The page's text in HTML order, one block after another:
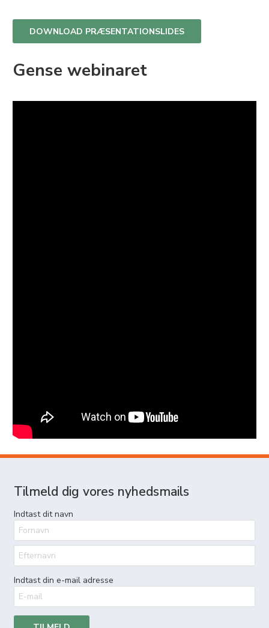
DOWNLOAD PRÆSENTATIONSLIDES
Gense webinaret
Tilmeld dig vores nyhedsmails
Indtast dit navn
Indtast din e-mail adresse